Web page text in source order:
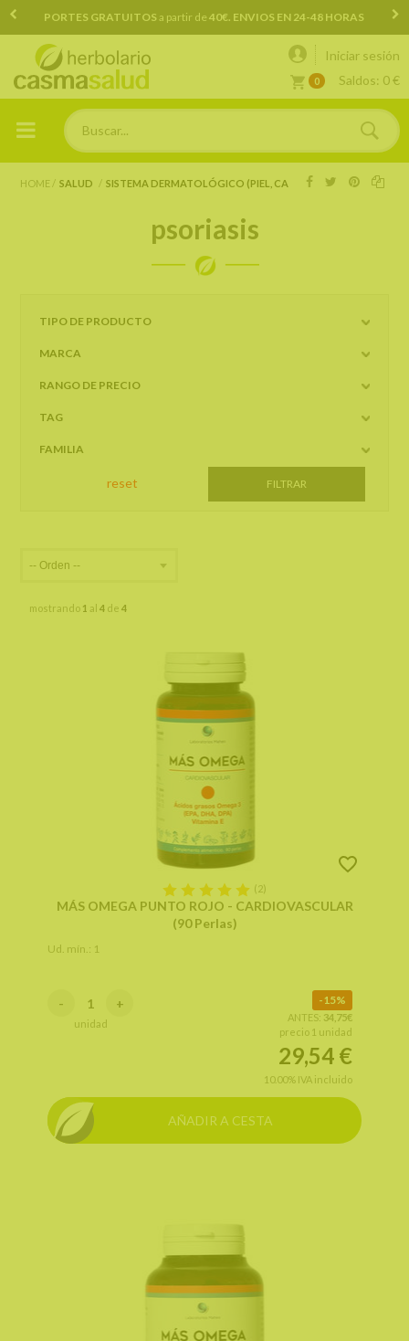
Consultas y pedidos957 162 415 / 646 805 596
Iniciar sesión
0 Saldos: 0 €
HOME SALUD SISTEMA DERMATOLÓGICO (PIEL, CABELLO Y UÑAS)
psoriasis
TIPO DE PRODUCTO
MARCA
RANGO DE PRECIO
TAG
FAMILIA
mostrando 1 al4 de 4
(2)
MÁS OMEGA PUNTO ROJO - CARDIOVASCULAR
(90 Perlas)
Ud. mín.: 1
15%
ANTES: 34,75€
precio 1 unidad
29,54 €
10.00% IVA incluido
- +
unidad
AÑADIR A CESTA